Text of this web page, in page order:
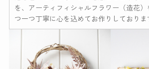
を、アーティフィシャルフラワー（造花
つ一つ丁寧に心を込めてお作りしておりま